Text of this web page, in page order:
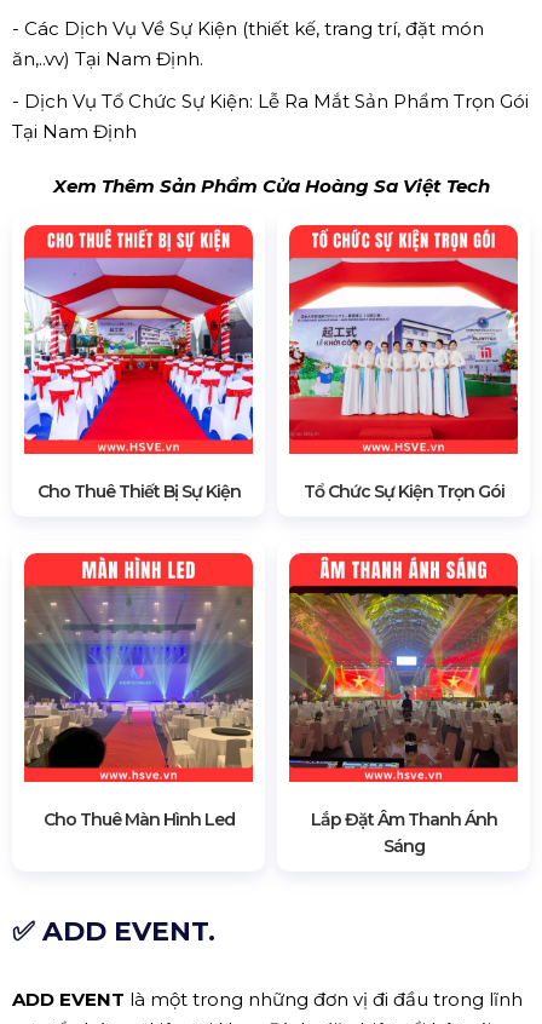
- Các Dịch Vụ Về Sự Kiện (thiết kế, trang trí, đặt món
ăn,..vv) Tại Nam Định.
- Dịch Vụ Tổ Chức Sự Kiện: Lễ Ra Mắt Sản Phẩm Trọn Gói
Tại Nam Định
Xem Thêm Sản Phẩm Cửa Hoàng Sa Việt Tech
Cho Thuê Thiết Bị Sự Kiện Tổ Chức Sự Kiện Trọn Gói
Cho Thuê Màn Hình Led
Lắp Đặt Âm Thanh Ánh
Sáng
✅ ADD EVENT.
ADD EVENT là một trong những đơn vị đi đầu trong lĩnh